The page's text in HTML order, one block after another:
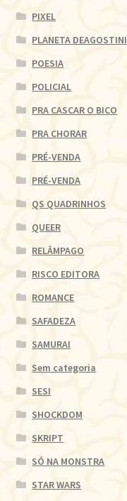
PIXEL
PLANETA DEAGOSTINI
POESIA
POLICIAL
PRA CASCAR O BICO
PRA CHORAR
PRÉ-VENDA
PRÉ-VENDA
QS QUADRINHOS
QUEER
RELÂMPAGO
RISCO EDITORA
ROMANCE
SAFADEZA
SAMURAI
Sem categoria
SESI
SHOCKDOM
SKRIPT
SÓ NA MONSTRA
STAR WARS